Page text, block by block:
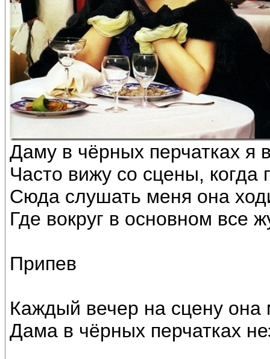
Даму в чёрных перчатках я
Часто вижу со сцены, когда
Сюда слушать меня она
Где вокруг в основном все
Припев
Каждый вечер на сцену она
Дама в чёрных перчатках